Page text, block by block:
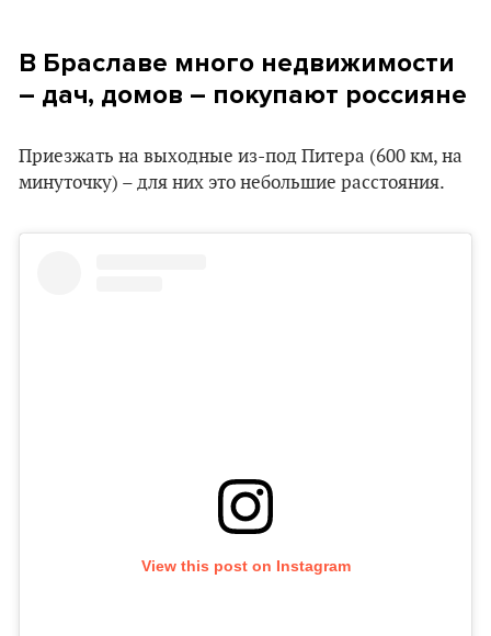
В Браславе много недвижимости
– дач, домов – покупают россияне
Приезжать на выходные из-под Питера (600 км, на
минуточку) – для них это небольшие расстояния.
View this post on Instagram